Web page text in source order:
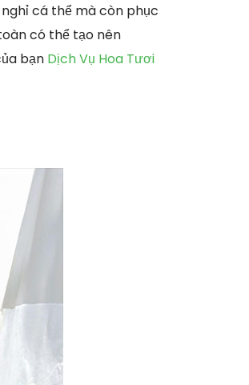
cá thể mà còn phục
có thể tạo nên
bạn Dịch Vụ Hoa Tươi